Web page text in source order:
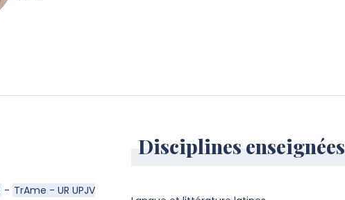
- TrAme - UR UPJV
Disciplines enseignées